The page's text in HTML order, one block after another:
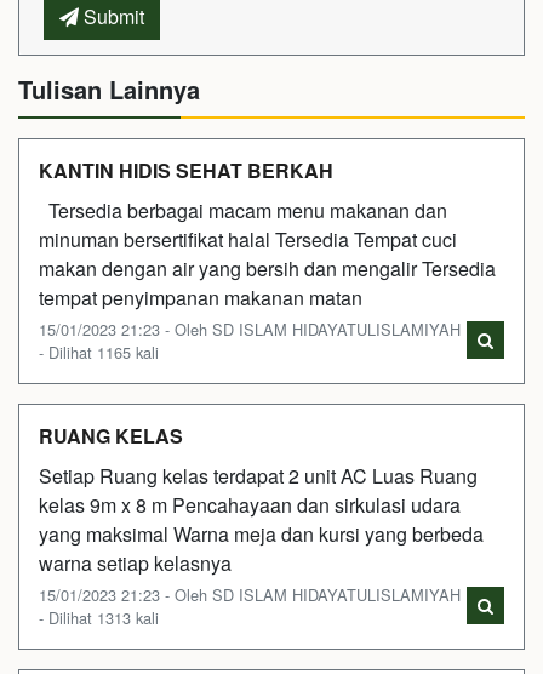
Submit
Tulisan Lainnya
KANTIN HIDIS SEHAT BERKAH
Tersedia berbagai macam menu makanan dan
minuman bersertifikat halal Tersedia Tempat cuci
makan dengan air yang bersih dan mengalir Tersedia
tempat penyimpanan makanan matan
15/01/2023 21:23 - Oleh SD ISLAM HIDAYATULISLAMIYAH
- Dilihat 1165 kali
RUANG KELAS
Setiap Ruang kelas terdapat 2 unit AC Luas Ruang
kelas 9m x 8 m Pencahayaan dan sirkulasi udara
yang maksimal Warna meja dan kursi yang berbeda
warna setiap kelasnya
15/01/2023 21:23 - Oleh SD ISLAM HIDAYATULISLAMIYAH
- Dilihat 1313 kali